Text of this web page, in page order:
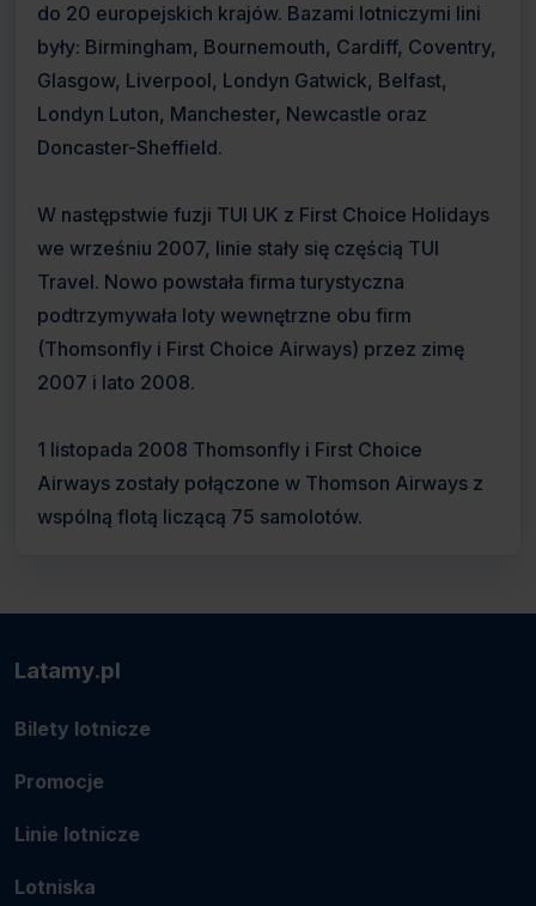
do 20 europejskich krajów. Bazami lotniczymi lini
były: Birmingham, Bournemouth, Cardiff, Coventry,
Glasgow, Liverpool, Londyn Gatwick, Belfast,
Londyn Luton, Manchester, Newcastle oraz
Doncaster-Sheffield.
W następstwie fuzji TUI UK z First Choice Holidays
we wrześniu 2007, linie stały się częścią TUI
Travel. Nowo powstała firma turystyczna
podtrzymywała loty wewnętrzne obu firm
(Thomsonfly i First Choice Airways) przez zimę
2007 i lato 2008.
1 listopada 2008 Thomsonfly i First Choice
Airways zostały połączone w Thomson Airways z
wspólną flotą liczącą 75 samolotów.
Latamy.pl
Bilety lotnicze
Promocje
Linie lotnicze
Lotniska